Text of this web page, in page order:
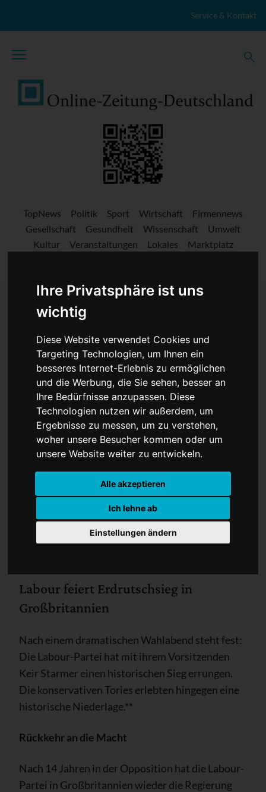
Ihre Privatsphäre ist uns
wichtig
Diese Website verwendet Cookies und
Targeting Technologien, um Ihnen ein
besseres Internet-Erlebnis zu ermöglichen
und die Werbung, die Sie sehen, besser an
Ihre Bedürfnisse anzupassen. Diese
Technologien nutzen wir außerdem, um
Ergebnisse zu messen, um zu verstehen,
woher unsere Besucher kommen oder um
unsere Website weiter zu entwickeln.
Alle akzeptieren
Ich lehne ab
Einstellungen ändern
Service & Kontakt
TopNews Politik Sport Wirtschaft
Firmennews
Gesellschaft
Gesundheit Wissenschaft
Umwelt
Kultur
Veranstaltungen Lokales
Marktplatz
Keir Starmer ist der
künftige Premier
Labour feiert Erdrutschsieg in
Großbritannien
Nach einem dramatischen Wahlabend steht fest:
Die Labour-Partei hat mit ihrem Vorsitzenden
Keir Starmer einen historischen Sieg errungen.
Die konservativen Tories erlebten hingegen eine
historische Niederlage.**
Rückkehr an die Macht
Nach 14 Jahren in der Opposition hat die Labour-
Partei in Großbritannien wieder die Regierung